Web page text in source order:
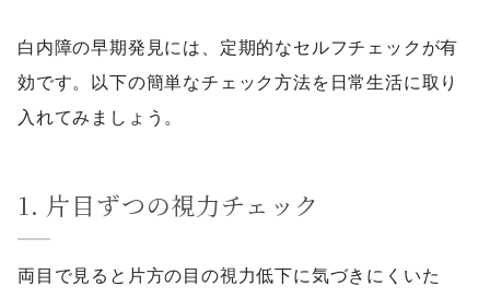
白内障の早期発見には、定期的なセルフチェックが有
効です。以下の簡単なチェック方法を日常生活に取り
入れてみましょう。
1. 片目ずつの視力チェック
両目で見ると片方の目の視力低下に気づきにくいた